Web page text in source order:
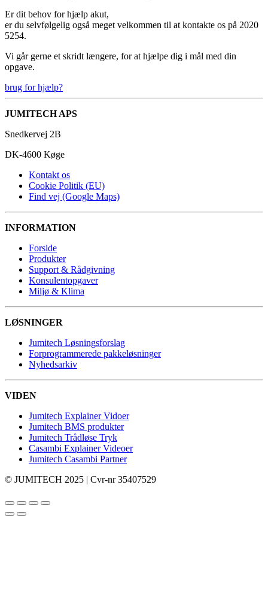
Er dit behov for hjælp akut,
er du selvfølgelig også meget velkommen til at kontakte os på 2020
5254.
Vi går gerne et skridt længere, for at hjælpe dig i mål med din
opgave.
brug for hjælp?
JUMITECH APS
Snedkervej 2B
DK-4600 Køge
Kontakt os
Cookie Politik (EU)
Find vej (Google Maps)
INFORMATION
Forside
Produkter
Support & Rådgivning
Konsulentopgaver
Miljø & Klima
LØSNINGER
Jumitech Løsningsforslag
Forprogrammerede pakkeløsninger
Nyhedsarkiv
VIDEN
Jumitech Explainer Vidoer
Jumitech BMS produkter
Jumitech Trådløse Tryk
Casambi Explainer Videoer
Jumitech Casambi Partner
© JUMITECH 2025 | Cvr-nr 35407529